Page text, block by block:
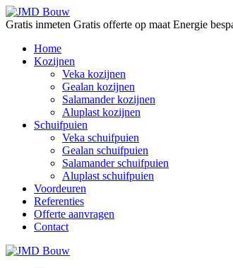
Gratis inmeten Gratis offerte op maat Energie
Home
Kozijnen
Veka kozijnen
Gealan kozijnen
Salamander kozijnen
Aluplast kozijnen
Schuifpuien
Veka schuifpuien
Gealan schuifpuien
Salamander schuifpuien
Aluplast schuifpuien
Voordeuren
Referenties
Offerte aanvragen
Contact